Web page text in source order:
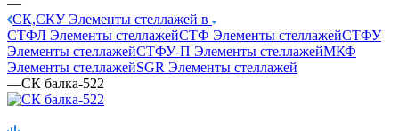
СК,СКУ Элементы стеллажей в
СТФЛ Элементы стеллажейСТФ Элементы стеллажейСТФУ
Элементы стеллажейСТФУ-П Элементы стеллажейМКФ
Элементы стеллажейSGR Элементы стеллажей
—СК балка-522